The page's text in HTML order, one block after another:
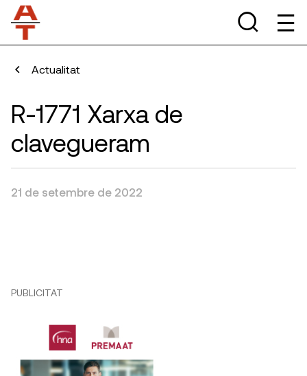
Actualitat
R-1771 Xarxa de
clavegueram
21 de setembre de 2022
PUBLICITAT